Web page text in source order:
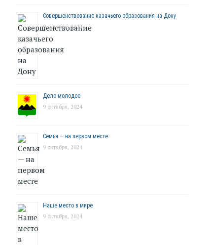
Совершенствование казачьего образования на Дону
9 октября, 2024
Дело молодое
9 октября, 2024
Семья — на первом месте
9 октября, 2024
Наше место в мире
9 октября, 2024